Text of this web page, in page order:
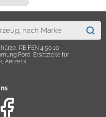
REIFEN 4 50 10
Ford, Ersatzteile für
Aerzetix